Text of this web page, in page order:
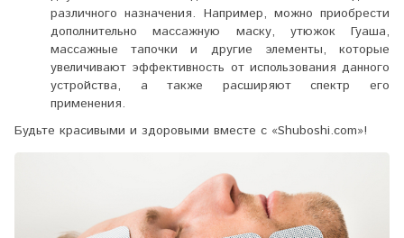
различного назначения. Например, можно приобрести
дополнительно массажную маску, утюжок Гуаша,
массажные тапочки и другие элементы, которые
увеличивают эффективность от использования данного
устройства, а также расширяют спектр его
применения.
Будьте красивыми и здоровыми вместе с «Shuboshi.com»!